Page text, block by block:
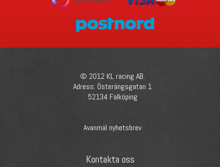
© 2012 KL racing AB.
Adress: Österängsgatan 1
52134 Falköping
Avanmäl nyhetsbrev
Kontakta oss